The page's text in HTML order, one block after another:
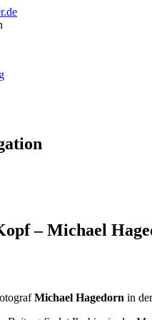
– Michael
Michael Hagedorn in